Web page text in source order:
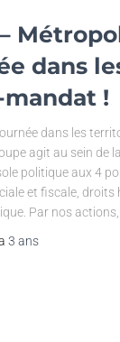
–
dans
!
dans les
agit au sein de
politique aux 4
et fiscale, droits
Par nos
3 ans